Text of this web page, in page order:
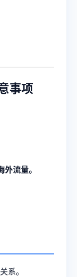
事项
流量。
系。